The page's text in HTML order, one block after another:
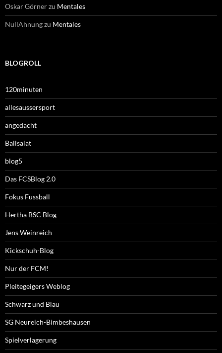
Oskar Görnerzu Mentales
NullAhnungzu Mentales
BLOGROLL
120minuten
allesaussersport
angedacht
Ballsalat
blog5
Das FCSBlog 2.0
Fokus Fussball
Hertha BSC Blog
Jens Weinreich
Kickschuh-Blog
Nur der FCM!
Pleitegeigers Weblog
Schwarz und Blau
SG Neureich-Bimbeshausen
Spielverlagerung